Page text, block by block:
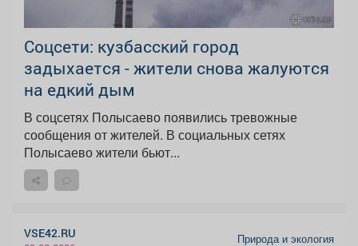
Соцсети: кузбасский город
задыхается - жители снова жалуются
на едкий дым
В соцсетях Полысаево появились тревожные
сообщения от жителей. В социальных сетях
Полысаево жители бьют...
VSE42.RU Природа и экология